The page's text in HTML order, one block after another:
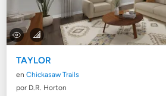
TAYLOR
enChickasaw Trails
por D.R. Horton